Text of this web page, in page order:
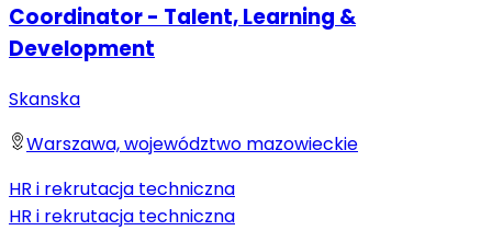
Coordinator - Talent, Learning &
Development
Skanska
Warszawa, województwo mazowieckie
HR i rekrutacja techniczna
HR i rekrutacja techniczna